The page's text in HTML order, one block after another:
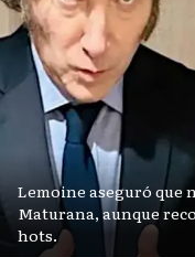
Lemoine aseguró que
Maturana, aunque
hots.